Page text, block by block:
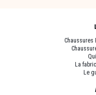
sur
la
du
Chaussures
La
Le